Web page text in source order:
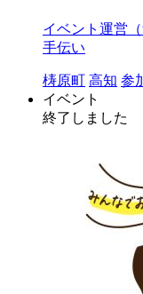
イベント運営
手伝い
梼原町 高知 参
イベント
終了しました